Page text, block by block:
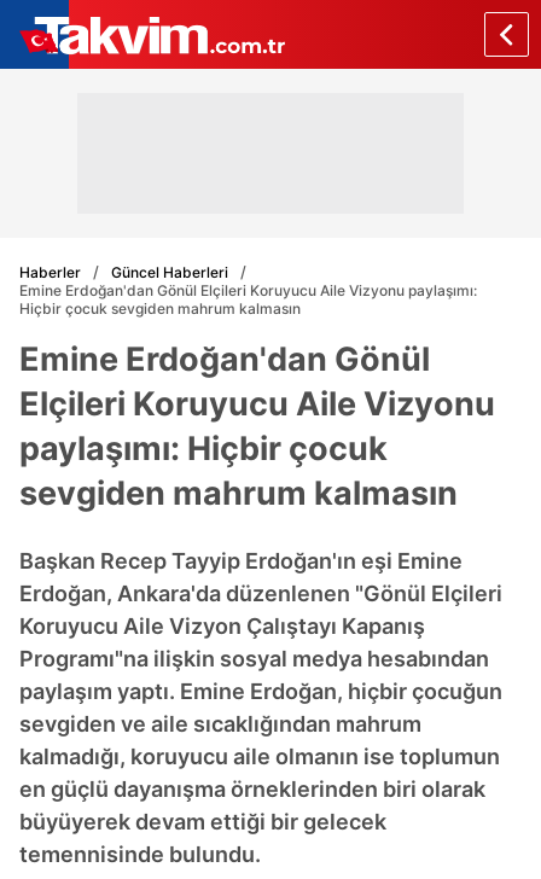
Haberler
Güncel Haberleri
Emine Erdoğan'dan Gönül Elçileri Koruyucu Aile Vizyonu paylaşımı:
Hiçbir çocuk sevgiden mahrum kalmasın
Emine Erdoğan'dan Gönül
Elçileri Koruyucu Aile Vizyonu
paylaşımı: Hiçbir çocuk
sevgiden mahrum kalmasın
Başkan Recep Tayyip Erdoğan'ın eşi Emine
Erdoğan, Ankara'da düzenlenen "Gönül Elçileri
Koruyucu Aile Vizyon Çalıştayı Kapanış
Programı"na ilişkin sosyal medya hesabından
paylaşım yaptı. Emine Erdoğan, hiçbir çocuğun
sevgiden ve aile sıcaklığından mahrum
kalmadığı, koruyucu aile olmanın ise toplumun
en güçlü dayanışma örneklerinden biri olarak
büyüyerek devam ettiği bir gelecek
temennisinde bulundu.